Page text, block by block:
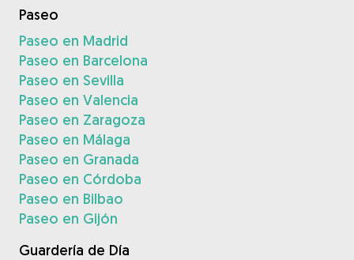
Paseo
Paseo en Madrid
Paseo en Barcelona
Paseo en Sevilla
Paseo en Valencia
Paseo en Zaragoza
Paseo en Málaga
Paseo en Granada
Paseo en Córdoba
Paseo en Bilbao
Paseo en Gijón
Guardería de Día